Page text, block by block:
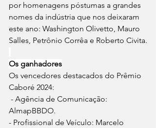
por homenagens póstumas a grandes
nomes da indústria que nos deixaram
este ano: Washington Olivetto, Mauro
Salles, Petrônio Corrêa e Roberto Civita.
Os ganhadores
Os vencedores destacados do Prêmio
Caboré 2024:
- Agência de Comunicação:
AlmapBBDO.
- Profissional de Veículo: Marcelo